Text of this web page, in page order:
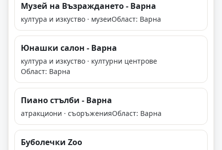
Музей на Възраждането - Варна
култура и изкуство · музеиОбласт: Варна
Юнашки салон - Варна
култура и изкуство · културни центрове
Област: Варна
Пиано стълби - Варна
атракциони · съоръженияОбласт: Варна
Буболечки Zoo